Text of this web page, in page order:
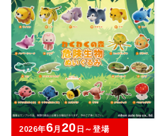
2026年6月 20 日～登場